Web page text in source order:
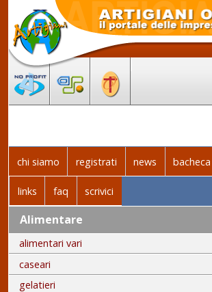
chi siamo registrati news bacheca
links faq scrivici
Alimentare
alimentari vari
caseari
gelatieri